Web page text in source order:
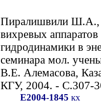
Пиралишвили Ш.А.,
вихревых
гидродинамики в
семинара мол.
В.Е. Алемасова,
КГУ, 2004. - С.307-
Е2004-1845 кх